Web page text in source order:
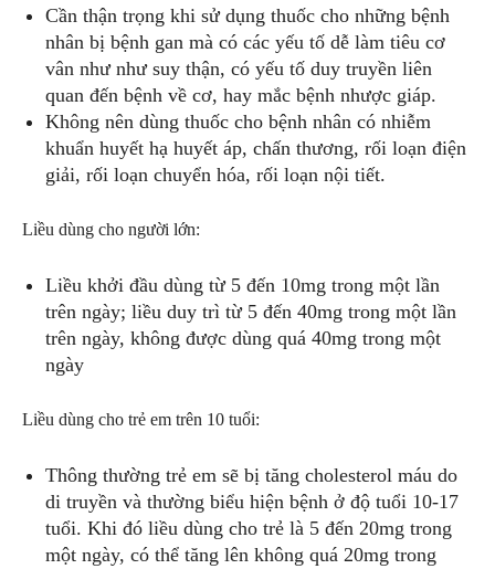
Cần thận trọng khi sử dụng thuốc cho những bệnh
nhân bị bệnh gan mà có các yếu tố dễ làm tiêu cơ
vân như như suy thận, có yếu tố duy truyền liên
quan đến bệnh về cơ, hay mắc bệnh nhược giáp.
Không nên dùng thuốc cho bệnh nhân có nhiễm
khuẩn huyết hạ huyết áp, chấn thương, rối loạn điện
giải, rối loạn chuyển hóa, rối loạn nội tiết.
Liều dùng cho người lớn:
Liều khởi đầu dùng từ 5 đến 10mg trong một lần
trên ngày; liều duy trì từ 5 đến 40mg trong một lần
trên ngày, không được dùng quá 40mg trong một
ngày
Liều dùng cho trẻ em trên 10 tuổi:
Thông thường trẻ em sẽ bị tăng cholesterol máu do
di truyền và thường biểu hiện bệnh ở độ tuổi 10-17
tuổi. Khi đó liều dùng cho trẻ là 5 đến 20mg trong
một ngày, có thể tăng lên không quá 20mg trong